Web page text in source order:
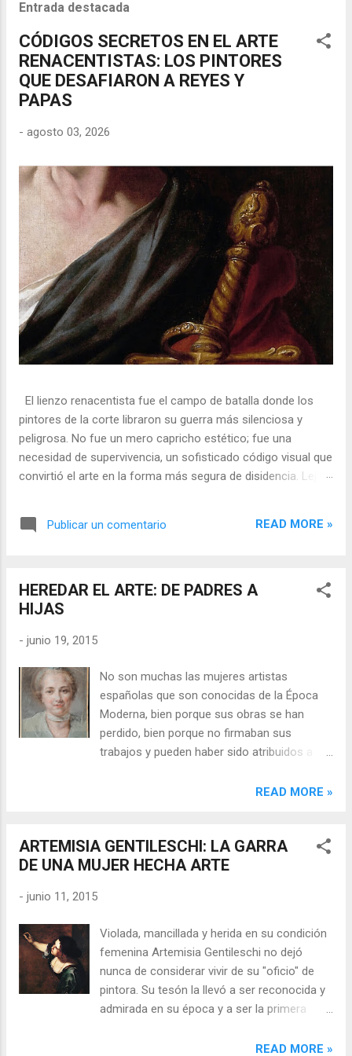
Entrada destacada
CÓDIGOS SECRETOS EN EL ARTE
RENACENTISTAS: LOS PINTORES
QUE DESAFIARON A REYES Y
PAPAS
- agosto 03, 2026
El lienzo renacentista fue el campo de batalla donde los
pintores de la corte libraron su guerra más silenciosa y
peligrosa. No fue un mero capricho estético; fue una
necesidad de supervivencia, un sofisticado código visual que
convirtió el arte en la forma más segura de disidencia. Lejos
artistas eran agentes dobles, equilibrando su necesidad de
mecenazgo real con la obligación de preservar su integridad
pintores encontraron en los símbolos, las distorsiones y los
objetos cotidianos un lenguaje cifrado capaz de eludir a los
El retrato renacentista no era un simple reflejo de la realidad,
sino un objeto tridimensional y multifacético. Los pintores
de la corte eran los agentes dobles definitivos, y dominaban
el arte de la "resistencia óptica". ...
Publicar un comentario READ MORE »
HEREDAR EL ARTE: DE PADRES A
HIJAS
- junio 19, 2015
No son muchas las mujeres artistas
españolas que son conocidas de la Época
Moderna, bien porque sus obras se han
perdido, bien porque no firmaban sus
trabajos y pueden haber sido atribuidos a
colectivo, pero si hubo, sin embargo,
de manera sobresaliente, muchas de ellas
hijas de artistas reconocidos. Ana María
obras artísticas estaba reservado, casi
exclusivamente, a las mujeres de los
estamentos sociales más elevados como
forma de llenar las horas de ocio.
Generalmente, estas mujeres realizan
READ MORE »
ARTEMISIA GENTILESCHI: LA GARRA
DE UNA MUJER HECHA ARTE
- junio 11, 2015
Violada, mancillada y herida en su condición
femenina Artemisia Gentileschi no dejó
nunca de considerar vivir de su "oficio" de
pintora. Su tesón la llevó a ser reconocida y
admirada en su época y a ser la primera
Florencia. Autorretrato Una vida llena de
READ MORE »